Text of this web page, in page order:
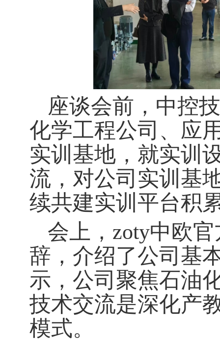
座谈会前，中控
化学工程公司、应
实训基地，就实训
流，对公司实训基
续共建实训平台积
会上，zoty中欧
辞，介绍了公司基
示，公司聚焦石油
技术交流是深化产
模式。